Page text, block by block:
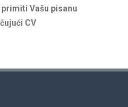
Vašu pisanu
CV